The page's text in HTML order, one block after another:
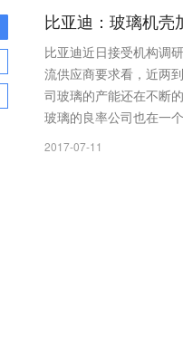
比亚迪：玻璃机壳
比亚迪近日接受机构调
流供应商要求看，近两
司玻璃的产能还在不断
玻璃的良率公司也在一
2017-07-11